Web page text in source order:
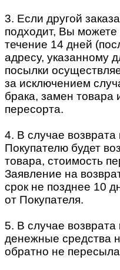
3. Если другой
подходит, Вы можете
течение 14 дней
адресу, указанному
посылки
за исключением
брака, замен товара
пересорта.
4. В случае
Покупателю будет
товара, стоимость
Заявление на
срок не позднее 10
от Покупателя.
5. В случае
денежные средства
обратно не